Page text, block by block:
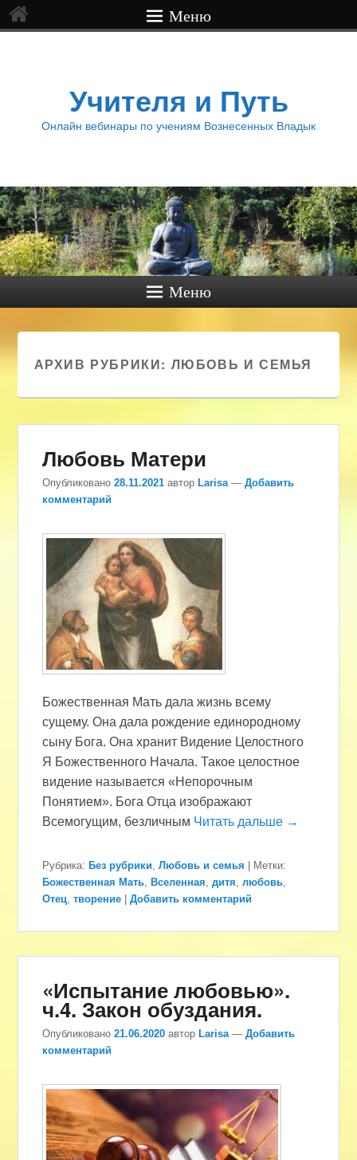
Меню
Учителя и Путь
Онлайн вебинары по учениям Вознесенных Владык
Меню
АРХИВ РУБРИКИ: ЛЮБОВЬ И СЕМЬЯ
Любовь Матери
Опубликовано28.11.2021 автор Larisa —Добавить
комментарий
Божественная Мать дала жизнь всему
сущему. Она дала рождение единородному
сыну Бога. Она хранит Видение Целостного
Я Божественного Начала. Такое целостное
видение называется «Непорочным
Понятием». Бога Отца изображают
Всемогущим, безличным Читать дальше →
Рубрика: Без рубрики,Любовь и семья
Метки:
Божественная Мать, Вселенная,дитя,любовь,
Отец,творение |Добавить комментарий
«Испытание любовью».
ч.4. Закон обуздания.
Опубликовано21.06.2020 автор Larisa —Добавить
комментарий